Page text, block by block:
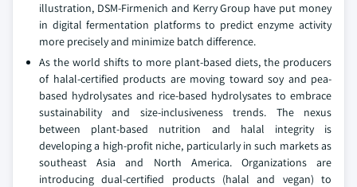
illustration, DSM-Firmenich and Kerry Group have put money
in digital fermentation platforms to predict enzyme activity
more precisely and minimize batch difference.
As the world shifts to more plant-based diets, the producers
of halal-certified products are moving toward soy and pea-
based hydrolysates and rice-based hydrolysates to embrace
sustainability and size-inclusiveness trends. The nexus
between plant-based nutrition and halal integrity is
developing a high-profit niche, particularly in such markets as
southeast Asia and North America. Organizations are
introducing dual-certified products (halal and vegan) to